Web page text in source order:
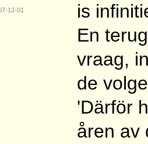
12-01
is
En
vraag,
de
'Därför
åren av